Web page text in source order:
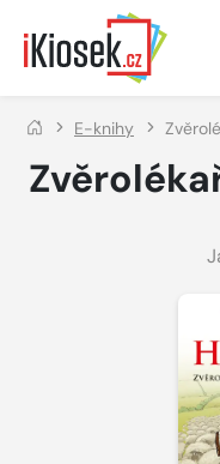
Přejít na hlavní obsah
E-knihy